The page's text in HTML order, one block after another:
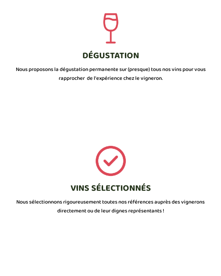
DÉGUSTATION
Nous proposons la dégustation permanente sur (presque) tous nos vins pour vous
rapprocher de l’expérience chez le vigneron.
VINS SÉLECTIONNÉS
Nous sélectionnons rigoureusement toutes nos références auprès des vignerons
directement ou de leur dignes représentants !